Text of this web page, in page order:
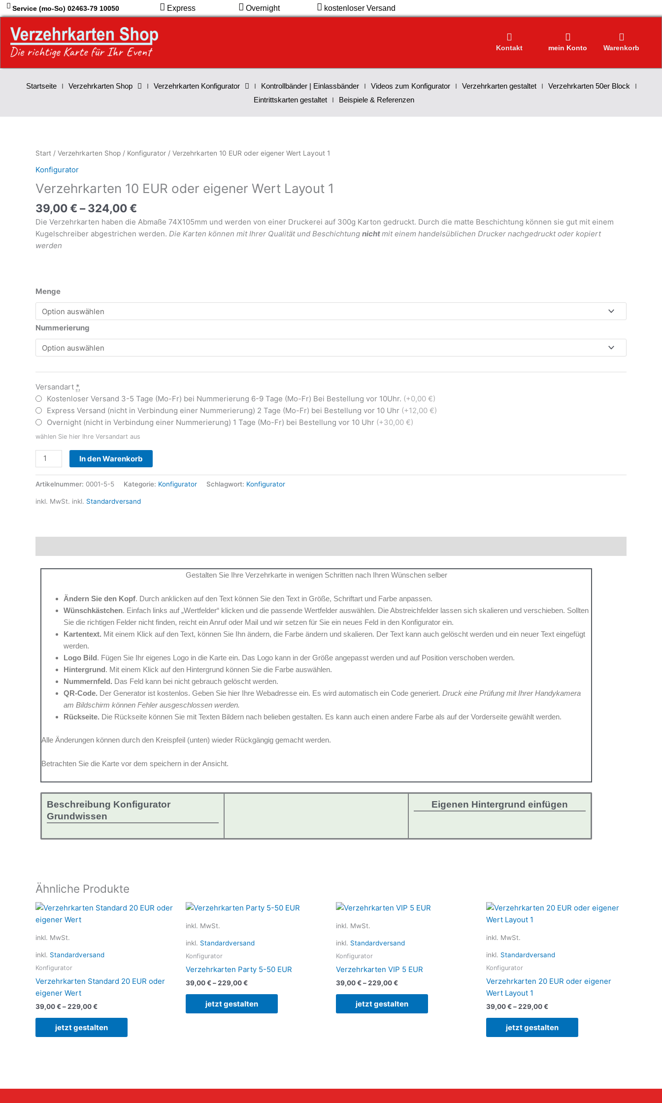
Zum
Inhalt
springen
Service (mo-So) 02463-79 10050 Express Overnight kostenloser Versand
Warenkorb
Kontakt mein Konto
Startseite Verzehrkarten Shop Verzehrkarten Konfigurator Kontrollbänder | Einlassbänder Videos zum Konfigurator Verzehrkarten gestaltet
Verzehrkarten 50er Block
Eintrittskarten gestaltet
Beispiele & Referenzen
Start / Verzehrkarten Shop / Konfigurator / Verzehrkarten 10 EUR oder eigener Wert Layout 1
Konfigurator
Verzehrkarten 10 EUR oder eigener Wert Layout 1
39,00€ –324,00€
Die Verzehrkarten haben die Abmaße 74X105mm und werden von einer Druckerei auf 300g Karton gedruckt. Durch die matte Beschichtung können sie gut mit einem
Kugelschreiber abgestrichen werden. Die Karten können mit Ihrer Qualität und Beschichtung nichtmit einem handelsüblichen Drucker nachgedruckt oder kopiert
werden
Menge
Nummerierung
Versandart *
Kostenloser Versand 3-5 Tage (Mo-Fr) bei Nummerierung 6-9 Tage (Mo-Fr) Bei Bestellung vor 10Uhr. (+0,00 €)
Express Versand (nicht in Verbindung einer Nummerierung) 2 Tage (Mo-Fr) bei Bestellung vor 10 Uhr (+12,00 €)
Overnight (nicht in Verbindung einer Nummerierung) 1 Tage (Mo-Fr) bei Bestellung vor 10 Uhr (+30,00 €)
wählen Sie hier Ihre Versandart aus
Verzehrkarten
EUR
oder
Wert
Layout
1
Menge
In den Warenkorb
Artikelnummer: 0001-5-5 Kategorie: Konfigurator Schlagwort: Konfigurator
inkl. MwSt. inkl. Standardversand
Gestalten Sie Ihre Verzehrkarte in wenigen Schritten nach Ihren Wünschen selber
Ändern Sie den Kopf. Durch anklicken auf den Text können Sie den Text in Größe, Schriftart und Farbe anpassen.
Wünschkästchen. Einfach links auf „Wertfelder“ klicken und die passende Wertfelder auswählen. Die Abstreichfelder lassen sich skalieren und verschieben. Sollten
Sie die richtigen Felder nicht finden, reicht ein Anruf oder Mail und wir setzen für Sie ein neues Feld in den Konfigurator ein.
Kartentext. Mit einem Klick auf den Text, können Sie Ihn ändern, die Farbe ändern und skalieren. Der Text kann auch gelöscht werden und ein neuer Text eingefügt
werden.
Logo Bild. Fügen Sie Ihr eigenes Logo in die Karte ein. Das Logo kann in der Größe angepasst werden und auf Position verschoben werden.
Hintergrund. Mit einem Klick auf den Hintergrund können Sie die Farbe auswählen.
Nummernfeld. Das Feld kann bei nicht gebrauch gelöscht werden.
QR-Code. Der Generator ist kostenlos. Geben Sie hier Ihre Webadresse ein. Es wird automatisch ein Code generiert. Druck eine Prüfung mit Ihrer Handykamera
am Bildschirm können Fehler ausgeschlossen werden.
Rückseite. Die Rückseite können Sie mit Texten Bildern nach belieben gestalten. Es kann auch einen andere Farbe als auf der Vorderseite gewählt werden.
Alle Änderungen können durch den Kreispfeil (unten) wieder Rückgängig gemacht werden.
Betrachten Sie die Karte vor dem speichern in der Ansicht.
Beschreibung Konfigurator
Grundwissen
Eigenen Hintergrund einfügen
Ähnliche Produkte
inkl. MwSt.
inkl. Standardversand
Konfigurator
Verzehrkarten Standard 20 EUR oder
eigener Wert
39,00€–229,00€
jetzt gestalten
Dieses
Die
Produktseite
inkl. MwSt.
inkl. Standardversand
Konfigurator
Verzehrkarten Party 5-50 EUR
39,00€–229,00€
jetzt gestalten
Dieses
auf.
auf
inkl. MwSt.
inkl. Standardversand
Konfigurator
Verzehrkarten VIP 5 EUR
39,00€–229,00€
jetzt gestalten
Dieses
auf
inkl. MwSt.
inkl. Standardversand
Konfigurator
Verzehrkarten 20 EUR oder eigener
Wert Layout 1
39,00€–229,00€
jetzt gestalten
Dieses
Die
Produktseite